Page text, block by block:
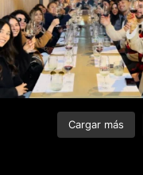
Cargar más